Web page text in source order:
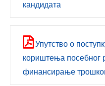
кандидата
Упутствo о
кориштења посебног
финансирање